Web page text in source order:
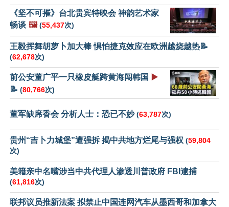
《坚不可摧》台北贵宾特映会 神韵艺术家
畅谈 🖼️ (55,437次)
王毅挥舞胡萝卜加大棒 惧怕捷克效应在欧洲越烧越热📝
(62,678次)
前公安董广平一只橡皮艇跨黄海闯韩国 ▶️
📝 (80,766次)
董军缺席香会 分析人士：恐已不妙(63,787次)
贵州“吉卜力城堡”遭强拆 揭中共地方烂尾与强权 (59,804
次)
美籍亲中名嘴涉当中共代理人渗透川普政府 FBI逮捕
(61,816次)
联邦议员推新法案 拟禁止中国连网汽车从墨西哥和加拿大